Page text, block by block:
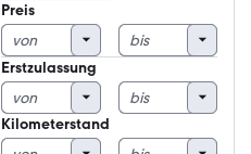
Preis
Erstzulassung
Kilometerstand